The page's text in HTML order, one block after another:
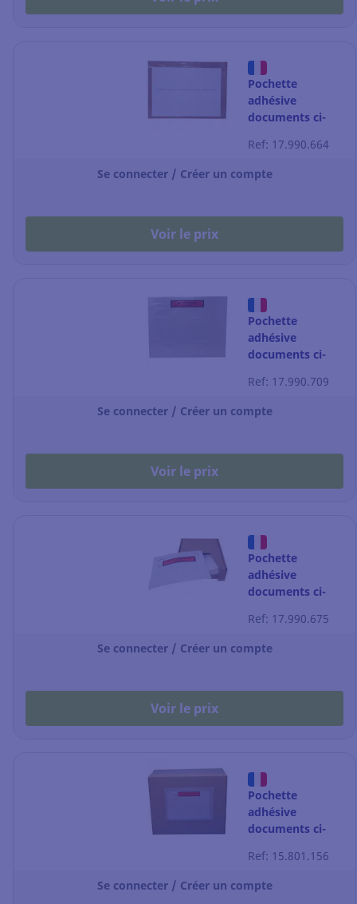
Pochette
adhésive
documents ci-
C5 - 240 x 175
mm - par 1000
Ref: 17.990.664
Se connecter / Créer un compte
Voir le prix
Pochette
adhésive
documents ci-
C4 - 330 x 262
mm - par 250
Ref: 17.990.709
Se connecter / Créer un compte
Voir le prix
Pochette
adhésive
documents ci-
C6 - 175 x 130
mm - par 250
Ref: 17.990.675
Se connecter / Créer un compte
Voir le prix
Pochette
adhésive
documents ci-
papier+film - C6 -
175x130 mm -
par 250
Ref: 15.801.156
Se connecter / Créer un compte